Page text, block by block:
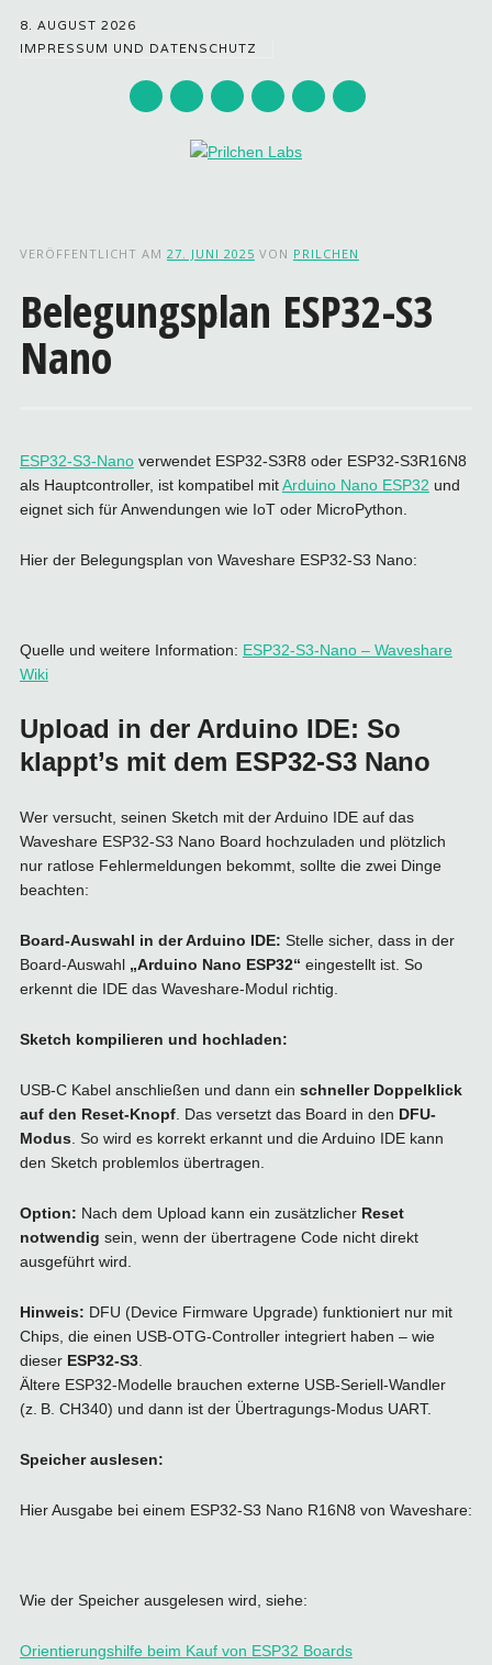
8. AUGUST 2026
IMPRESSUM UND DATENSCHUTZ
VERÖFFENTLICHT AM 27. JUNI 2025 VON PRILCHEN
Belegungsplan ESP32-S3
Nano
ESP32-S3-Nanoverwendet ESP32-S3R8 oder ESP32-S3R16N8
als Hauptcontroller, ist kompatibel mitArduino Nano ESP32 und
eignet sich für Anwendungen wie IoT oder MicroPython.
Hier der Belegungsplan von Waveshare ESP32-S3 Nano:
Quelle und weitere Information: ESP32-S3-Nano – Waveshare
Wiki
Upload in der Arduino IDE: So
klappt’s mit dem ESP32-S3 Nano
Wer versucht, seinen Sketch mit der Arduino IDE auf das
Waveshare ESP32-S3 Nano Board hochzuladen und plötzlich
nur ratlose Fehlermeldungen bekommt, sollte die zwei Dinge
beachten:
Board-Auswahl in der Arduino IDE: Stelle sicher, dass in der
Board-Auswahl „Arduino Nano ESP32“ eingestellt ist. So
erkennt die IDE das Waveshare-Modul richtig.
Sketch kompilieren und hochladen:
USB-C Kabel anschließen und dann ein schneller Doppelklick
auf den Reset-Knopf. Das versetzt das Board in den DFU-
Modus . So wird es korrekt erkannt und die Arduino IDE kann
den Sketch problemlos übertragen.
Option: Nach dem Upload kann ein zusätzlicher Reset
notwendig sein, wenn der übertragene Code nicht direkt
ausgeführt wird.
Hinweis: DFU (Device Firmware Upgrade) funktioniert nur mit
Chips, die einen USB-OTG-Controller integriert haben – wie
dieser ESP32-S3.
Ältere ESP32-Modelle brauchen externe USB-Seriell-Wandler
(z. B. CH340) und dann ist der Übertragungs-Modus UART.
Speicher auslesen:
Hier Ausgabe bei einem ESP32-S3 Nano R16N8 von Waveshare:
Wie der Speicher ausgelesen wird, siehe:
Orientierungshilfe beim Kauf von ESP32 Boards